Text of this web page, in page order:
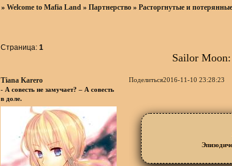
»Welcome to Mafia Land »Партнерство »Расторгнутые и
Sailor Moon:
Страница:1
Поделиться2016-11-10 23:28:23
Tiana Karero
- А совесть не замучает? – А совесть
в доле.